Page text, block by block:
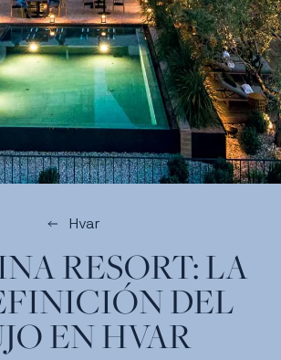
Hvar
RESORT: LA
DEL
EN HVAR